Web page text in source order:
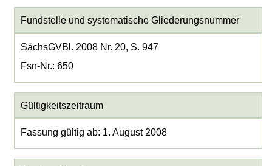
Fundstelle und systematische Gliederungsnummer
SächsGVBl. 2008 Nr. 20, S. 947
Fsn-Nr.: 650
Gültigkeitszeitraum
Fassung gültig ab: 1. August 2008